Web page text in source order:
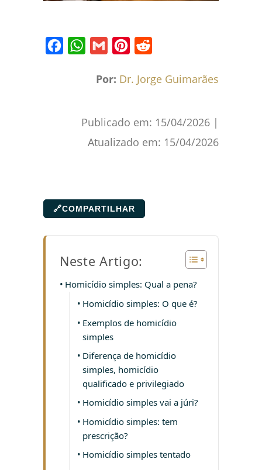
FacebookWhatsApp
Gmail Pinterest
Por: Dr. Jorge Guimarães
Publicado em: 15/04/2026 |
Atualizado em: 15/04/2026
🔗COMPARTILHAR
Neste Artigo:
Homicídio simples: Qual a pena?
Homicídio simples: O que é?
Exemplos de homicídio
simples
Diferença de homicídio
simples, homicídio
qualificado e privilegiado
Homicídio simples vai a júri?
Homicídio simples: tem
prescrição?
Homicídio simples tentado